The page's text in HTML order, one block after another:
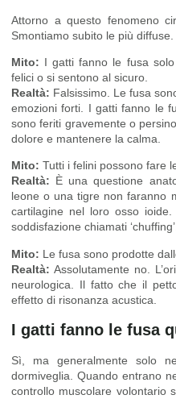
Attorno a questo fenomeno
Smontiamo subito le più diffuse.
Mito: I gatti fanno le fusa
felici o si sentono al sicuro.
Realtà: Falsissimo. Le fusa
emozioni forti. I gatti fanno le
sono feriti gravemente o
dolore e mantenere la calma.
Mito: Tutti i felini possono fare
Realtà: È una questione
leone o una tigre non faranno
cartilagine nel loro osso
soddisfazione chiamati
Mito: Le fusa sono prodotte
Realtà: Assolutamente no.
neurologica. Il fatto che il
effetto di risonanza acustica.
I gatti fanno le fusa
Sì, ma generalmente solo
dormiveglia. Quando entrano
controllo muscolare volontario